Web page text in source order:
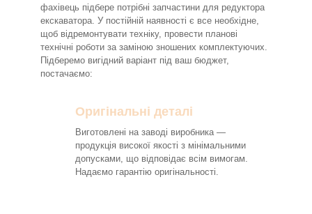
фахівець підбере потрібні запчастини для редуктора
екскаватора. У постійній наявності є все необхідне,
щоб відремонтувати техніку, провести планові
технічні роботи за заміною зношених комплектуючих.
Підберемо вигідний варіант під ваш бюджет,
постачаємо:
Оригінальні деталі
Виготовлені на заводі виробника —
продукція високої якості з мінімальними
допусками, що відповідає всім вимогам.
Надаємо гарантію оригінальності.